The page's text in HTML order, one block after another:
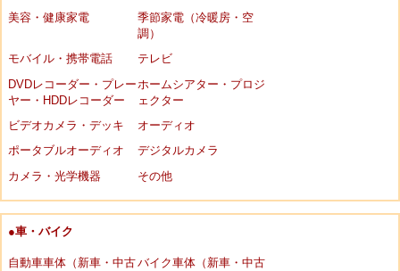
美容・健康家電
季節家電（冷暖房・空
調）
モバイル・携帯電話
テレビ
DVDレコーダー・プレー
ヤー・HDDレコーダー
ホームシアター・プロジ
ェクター
ビデオカメラ・デッキ
オーディオ
ポータブルオーディオ
デジタルカメラ
カメラ・光学機器
その他
●車・バイク
自動車車体（新車・中古バイク車体（新車・中古